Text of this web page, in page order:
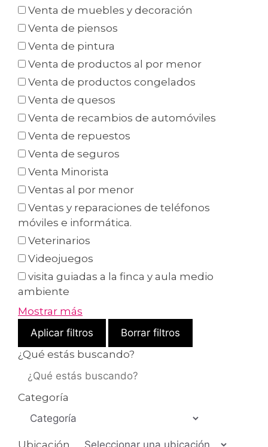
Venta de muebles y decoración
Venta de piensos
Venta de pintura
Venta de productos al por menor
Venta de productos congelados
Venta de quesos
Venta de recambios de automóviles
Venta de repuestos
Venta de seguros
Venta Minorista
Ventas al por menor
Ventas y reparaciones de teléfonos
móviles e informática.
Veterinarios
Videojuegos
visita guiadas a la finca y aula medio
ambiente
Mostrar más
Aplicar filtros
Borrar filtros
¿Qué estás buscando?
Categoría
Ubicación